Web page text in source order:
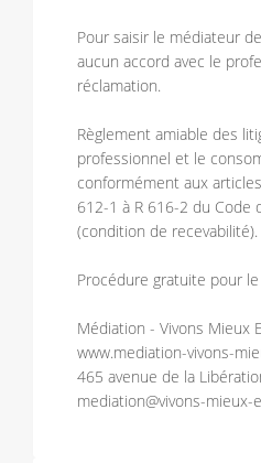
Pour saisir le médiateur
aucun accord avec le
réclamation.
Règlement amiable des
professionnel et le
conformément aux
612-1 à R 616-2 du Code
(condition de recevabilité).
Procédure gratuite pour
Médiation - Vivons Mieux
www.mediation-vivons-
465 avenue de la
mediation@vivons-mieux-